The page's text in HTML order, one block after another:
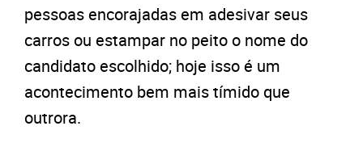
pessoas encorajadas em adesivar seus
carros ou estampar no peito o nome do
candidato escolhido; hoje isso é um
acontecimento bem mais tímido que
outrora.